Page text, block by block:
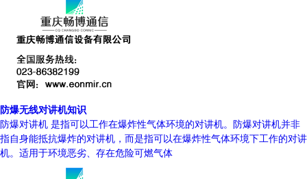
防爆无线对讲机知识
防爆对讲机 是指可以工作在爆炸性气体环境的对讲机。防爆对讲机并非
指自身能抵抗爆炸的对讲机，而是指可以在爆炸性气体环境下工作的对讲
机。适用于环境恶劣、存在危险可燃气体